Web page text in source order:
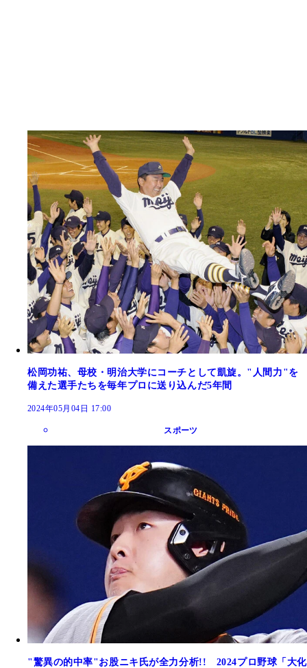
松岡功祐、母校・明治大学にコーチとして凱旋。"人間力"を
備えた選手たちを毎年プロに送り込んだ5年間
2024年05月04日 17:00
スポーツ
"驚異の的中率"お股ニキ氏が全力分析!! 2024プロ野球「大化